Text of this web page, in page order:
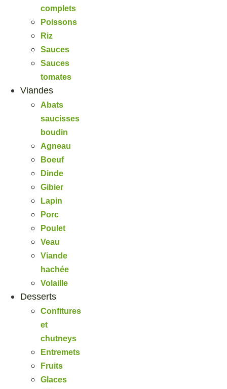
complets
Poissons
Riz
Sauces
Sauces
tomates
Viandes
Abats
saucisses
boudin
Agneau
Boeuf
Dinde
Gibier
Lapin
Porc
Poulet
Veau
Viande
hachée
Volaille
Desserts
Confitures
et
chutneys
Entremets
Fruits
Glaces